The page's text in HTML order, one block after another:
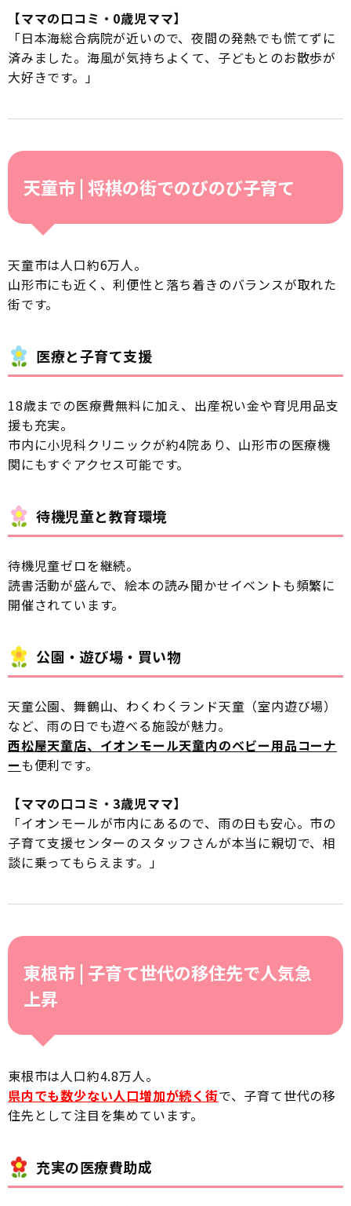
【ママの口コミ・0歳児ママ】
「日本海総合病院が近いので、夜間の発熱でも慌てずに
済みました。海風が気持ちよくて、子どもとのお散歩が
大好きです。」
天童市 | 将棋の街でのびのび子育て
天童市は人口約6万人。
山形市にも近く、利便性と落ち着きのバランスが取れた
街です。
医療と子育て支援
18歳までの医療費無料に加え、出産祝い金や育児用品支
援も充実。
市内に小児科クリニックが約4院あり、山形市の医療機
関にもすぐアクセス可能です。
待機児童と教育環境
待機児童ゼロを継続。
読書活動が盛んで、絵本の読み聞かせイベントも頻繁に
開催されています。
公園・遊び場・買い物
天童公園、舞鶴山、わくわくランド天童（室内遊び場）
など、雨の日でも遊べる施設が魅力。
西松屋天童店、イオンモール天童内のベビー用品コーナ
ーも便利です。
【ママの口コミ・3歳児ママ】
「イオンモールが市内にあるので、雨の日も安心。市の
子育て支援センターのスタッフさんが本当に親切で、相
談に乗ってもらえます。」
東根市 | 子育て世代の移住先で人気急
上昇
東根市は人口約4.8万人。
県内でも数少ない人口増加が続く街で、子育て世代の移
住先として注目を集めています。
充実の医療費助成